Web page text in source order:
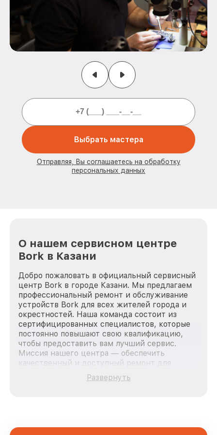
Выбрать мастера
Отправляя, Вы соглашаетесь на обработку
персональных данных
О нашем сервисном центре
Bork в Казани
Добро пожаловать в официальный сервисный
центр Bork в городе Казани. Мы предлагаем
профессиональный ремонт и обслуживание
устройств Bork для всех жителей города и
окрестностей. Наша команда состоит из
сертифицированных специалистов, которые
постоянно повышают свою квалификацию,
чтобы предоставить вам лучший сервис.
Миссия нашего центра — обеспечить
качественный и доступный ремонт для
каждого пользователя продукции Bork, вне
зависимости от сложности поломки. Мы
Развернуть